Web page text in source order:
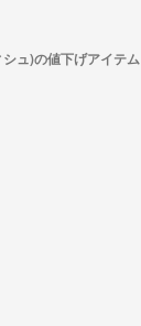
ュ)の値下げアイテム